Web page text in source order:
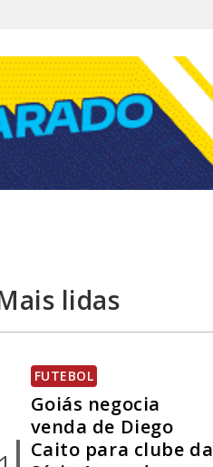
lidas
FUTEBOL
Goiás negocia
venda de Diego
Caito para clube da